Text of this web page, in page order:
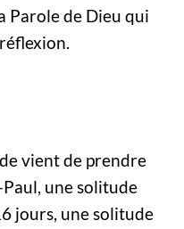
Parole de Dieu qui
vient de prendre
une solitude
jours, une solitude